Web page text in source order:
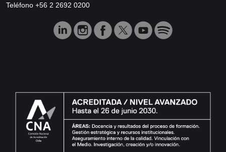
Teléfono +56 2 2692 0200